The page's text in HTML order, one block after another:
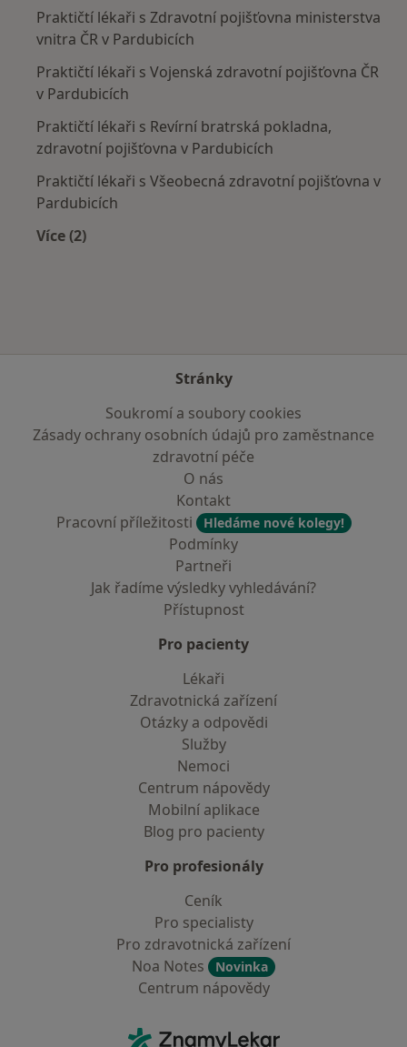
Praktičtí lékaři s Zdravotní pojišťovna ministerstva
vnitra ČR v Pardubicích
Praktičtí lékaři s Vojenská zdravotní pojišťovna ČR
v Pardubicích
Praktičtí lékaři s Revírní bratrská pokladna,
zdravotní pojišťovna v Pardubicích
Praktičtí lékaři s Všeobecná zdravotní pojišťovna v
Pardubicích
Více (2)
Stránky
Soukromí a soubory cookies
Zásady ochrany osobních údajů pro zaměstnance
zdravotní péče
O nás
Kontakt
Pracovní příležitosti
Hledáme nové kolegy!
Podmínky
Partneři
Jak řadíme výsledky vyhledávání?
Přístupnost
Pro pacienty
Lékaři
Zdravotnická zařízení
Otázky a odpovědi
Služby
Nemoci
Centrum nápovědy
Mobilní aplikace
Blog pro pacienty
Pro profesionály
Ceník
Pro specialisty
Pro zdravotnická zařízení
Noa Notes
Novinka
Centrum nápovědy
ZnamyLekar - Hlavní stránka